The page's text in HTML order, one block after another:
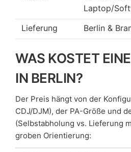
Laptop/
Lieferung
Berlin &
WAS KOSTET
IN BERLIN?
Der Preis hängt von der
CDJ/DJM), der PA-Größe und
(Selbstabholung vs. Lieferung
groben Orientierung: